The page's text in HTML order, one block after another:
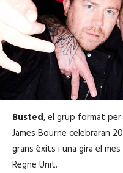
Busted, el grup format
James Bourne celebraran
grans èxits i una gira el
Regne Unit.